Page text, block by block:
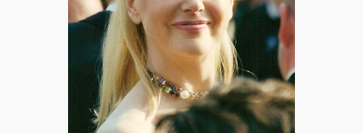
Vrăjitoarea
Margareta
care
lucrează cu
5 tipuri de
magie